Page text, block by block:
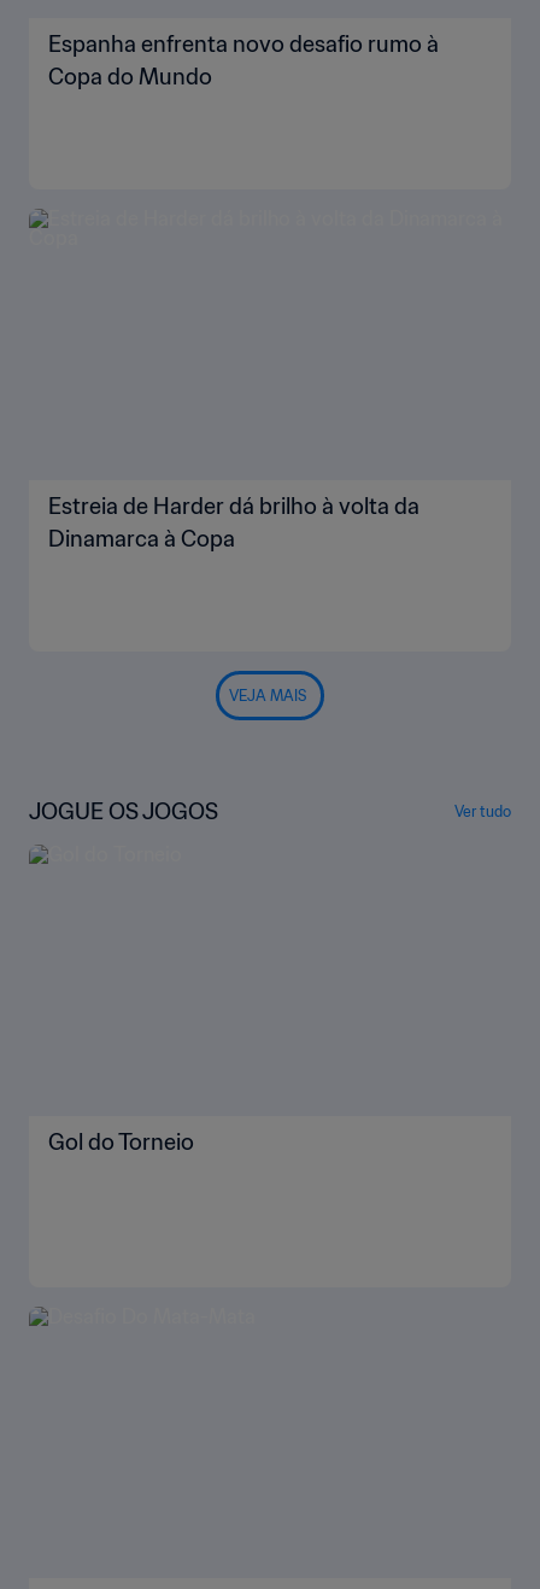
Espanha enfrenta novo desafio rumo à
Copa do Mundo
Estreia de Harder dá brilho à volta da
Dinamarca à Copa
VEJA MAIS
JOGUE OS JOGOS Ver tudo
Gol do Torneio